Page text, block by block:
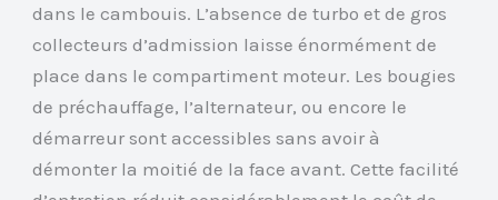
dans le cambouis. L’absence de turbo et de gros
collecteurs d’admission laisse énormément de
place dans le compartiment moteur. Les bougies
de préchauffage, l’alternateur, ou encore le
démarreur sont accessibles sans avoir à
démonter la moitié de la face avant. Cette facilité